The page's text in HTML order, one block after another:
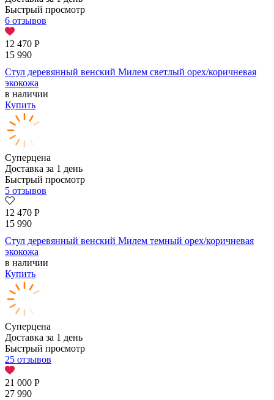
Быстрый просмотр
6 отзывов
12 470 Р
15 990
Стул деревянный венский Милем светлый орех/коричневая
экокожа
в наличии
Купить
Суперцена
Доставка за 1 день
Быстрый просмотр
5 отзывов
12 470 Р
15 990
Стул деревянный венский Милем темный орех/коричневая
экокожа
в наличии
Купить
Суперцена
Доставка за 1 день
Быстрый просмотр
25 отзывов
21 000 Р
27 990